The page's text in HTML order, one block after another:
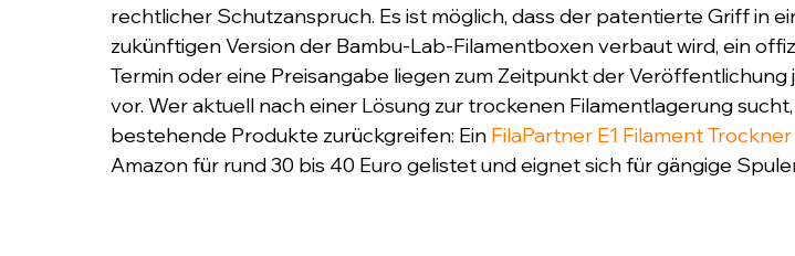
rechtlicher Schutzanspruch. Es ist möglich, dass der patentierte Griff in
zukünftigen Version der Bambu-Lab-Filamentboxen verbaut wird, ein
Termin oder eine Preisangabe liegen zum Zeitpunkt der Veröffentlichung
vor. Wer aktuell nach einer Lösung zur trockenen Filamentlagerung
bestehende Produkte zurückgreifen: Ein FilaPartner E1 Filament Trockner
Amazon für rund 30 bis 40 Euro gelistet und eignet sich für gängige